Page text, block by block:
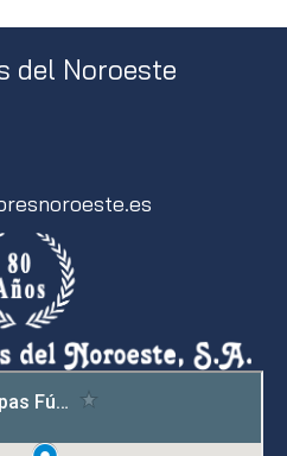
del Noroeste